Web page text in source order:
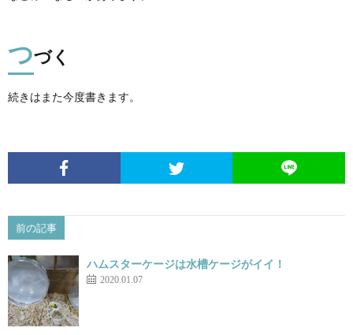
つづく
続きはまた今度書きます。
前の記事
ハムスターケージは水槽ケージがイイ！
2020.01.07